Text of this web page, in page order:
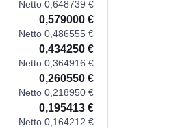
Netto 0,648739 €
0,579000 €
Netto 0,486555 €
0,434250 €
Netto 0,364916 €
0,260550 €
Netto 0,218950 €
0,195413 €
Netto 0,164212 €